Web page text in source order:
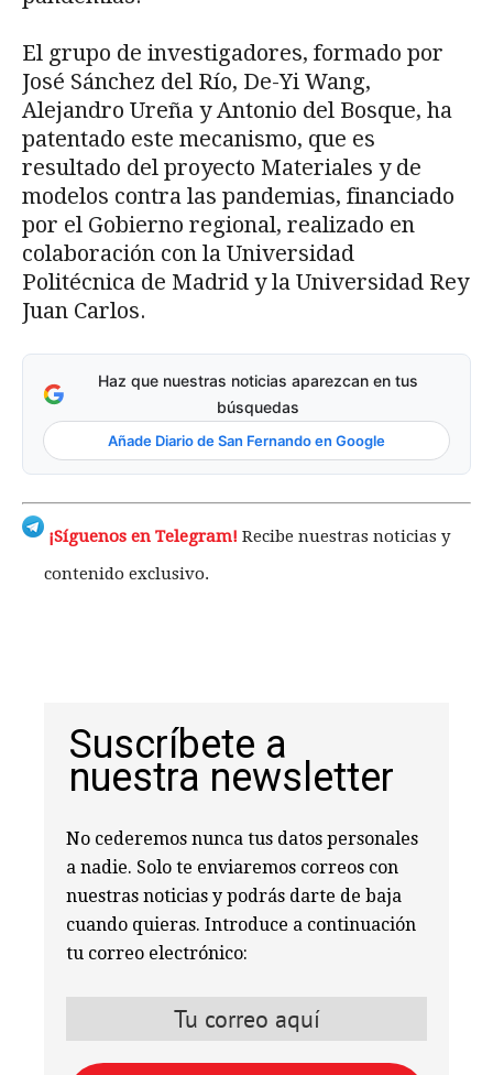
El grupo de investigadores, formado por
José Sánchez del Río, De-Yi Wang,
Alejandro Ureña y Antonio del Bosque, ha
patentado este mecanismo, que es
resultado del proyecto Materiales y de
modelos contra las pandemias, financiado
por el Gobierno regional, realizado en
colaboración con la Universidad
Politécnica de Madrid y la Universidad Rey
Juan Carlos.
Haz que nuestras noticias aparezcan en tus
búsquedas
Añade Diario de San Fernando en Google
¡Síguenos en Telegram! Recibe nuestras noticias y
contenido exclusivo.
Suscríbete a
nuestra newsletter
No cederemos nunca tus datos personales
a nadie. Solo te enviaremos correos con
nuestras noticias y podrás darte de baja
cuando quieras. Introduce a continuación
tu correo electrónico: